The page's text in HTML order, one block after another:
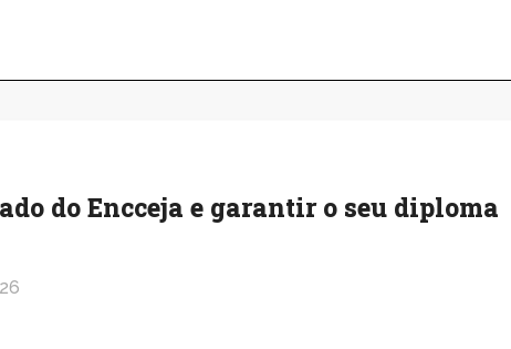
do Encceja e garantir o seu diploma